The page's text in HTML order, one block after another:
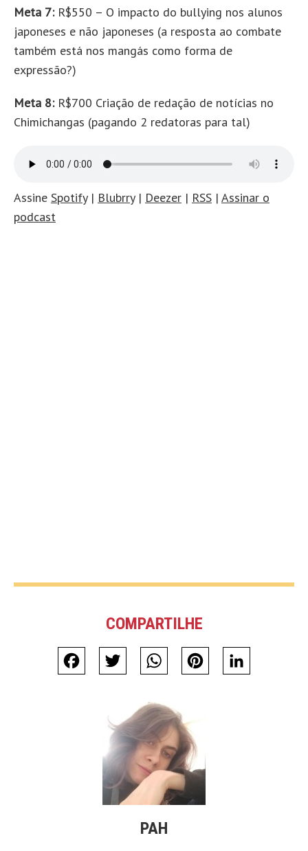
Meta 7:R$550 – O impacto do bullying nos alunos
japoneses e não japoneses (a resposta ao combate
também está nos mangás como forma de
expressão?)
Meta 8:R$700 Criação de redação de notícias no
Chimichangas (pagando 2 redatoras para tal)
Assine Spotify| Blubrry| Deezer | RSS | Assinar o
podcast
COMPARTILHE
FacebookTwitter WhatsAppPinterestLinkedIn
PAH